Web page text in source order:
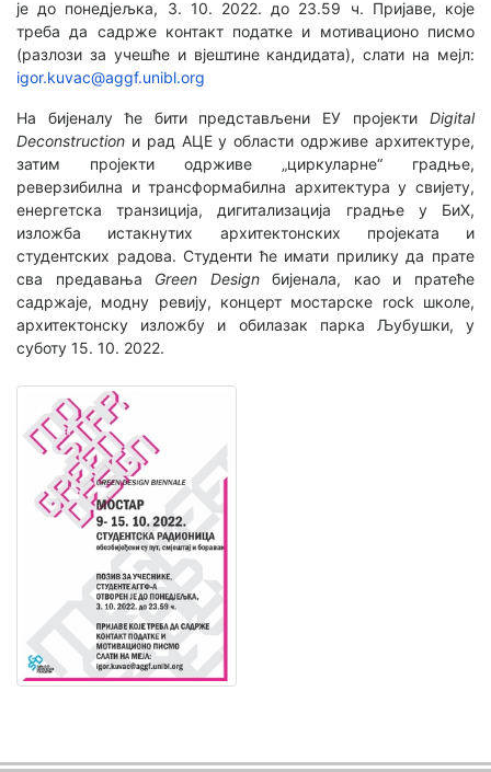
је до понедјељка, 3. 10. 2022. до 23.59 ч. Пријаве, које
треба да садрже контакт податке и мотивационо писмо
(разлози за учешће и вјештине кандидата), слати на мејл:
igor.kuvac@aggf.unibl.org
На бијеналу ће бити представљени ЕУ пројекти Digital
Deconstruction и рад АЦЕ у области одрживе архитектуре,
затим пројекти одрживе „циркуларне“ градње,
реверзибилна и трансформабилна архитектура у свијету,
енергетска транзиција, дигитализација градње у БиХ,
изложба истакнутих архитектонских пројеката и
студентских радова. Студенти ће имати прилику да прате
сва предавања Green Designбијенала, као и пратеће
садржаје, модну ревију, концерт мостарске rock школе,
архитектонску изложбу и обилазак парка Љубушки, у
суботу 15. 10. 2022.